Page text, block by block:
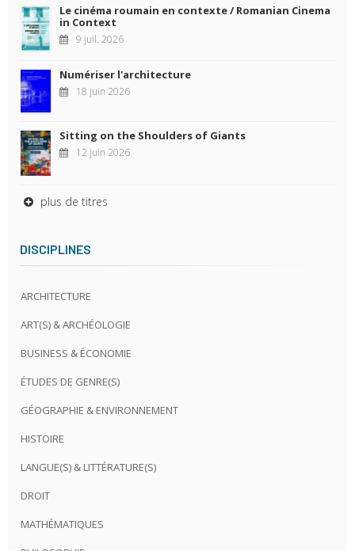
Le cinéma roumain en contexte / Romanian Cinema
in Context
9 juil. 2026
Numériser l'architecture
18 juin 2026
Sitting on the Shoulders of Giants
12 juin 2026
plus de titres
DISCIPLINES
ARCHITECTURE
ART(S) & ARCHÉOLOGIE
BUSINESS & ÉCONOMIE
ÉTUDES DE GENRE(S)
GÉOGRAPHIE & ENVIRONNEMENT
HISTOIRE
LANGUE(S) & LITTÉRATURE(S)
DROIT
MATHÉMATIQUES